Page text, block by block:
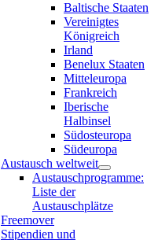
Baltische Staaten
Vereinigtes
Königreich
Irland
Benelux Staaten
Mitteleuropa
Frankreich
Iberische
Halbinsel
Südosteuropa
Südeuropa
Austausch weltweit
Austauschprogramme:
Liste der
Austauschplätze
Freemover
Stipendien und